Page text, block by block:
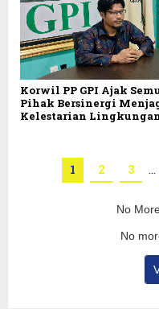
Korwil PP GPI Ajak
Pihak Bersinergi
Kelestarian
1 2 3 …
No
No